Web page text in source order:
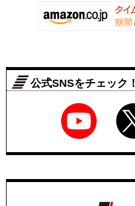
公式SNSをチェック！